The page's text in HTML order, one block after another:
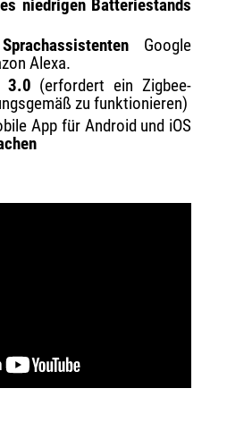
niedrigen Batteriestands
Sprachassistenten Google
Alexa.
3.0 (erfordert ein Zigbee-
zu funktionieren)
App für Android und iOS